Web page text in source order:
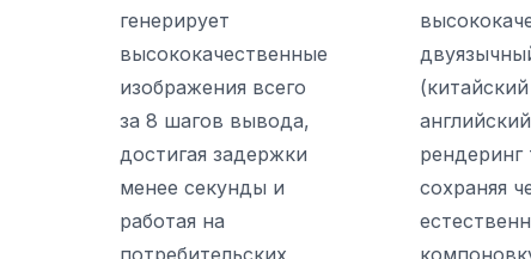
генерирует
высококачественные
изображения всего
за 8 шагов вывода,
достигая задержки
менее секунды и
работая на
потребительских
рендеринг
сохраняя